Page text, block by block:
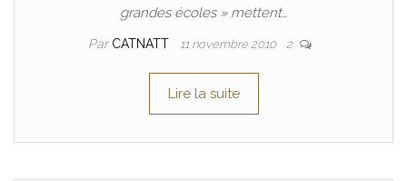
grandes écoles » mettent…
Par CATNATT 11 novembre 2010 2
Lire la suite